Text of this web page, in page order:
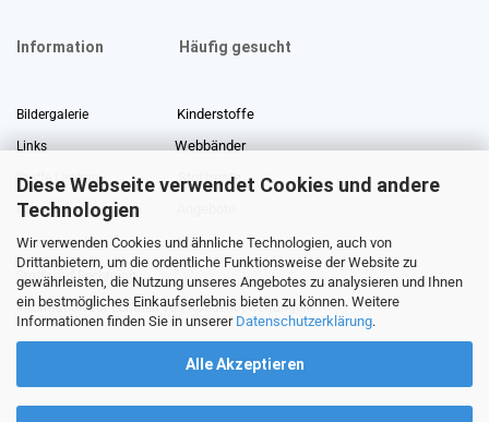
Diese Webseite verwendet Cookies und andere
Technologien
Wir verwenden Cookies und ähnliche Technologien, auch von
Drittanbietern, um die ordentliche Funktionsweise der Website zu
gewährleisten, die Nutzung unseres Angebotes zu analysieren und Ihnen
ein bestmögliches Einkaufserlebnis bieten zu können. Weitere
Informationen finden Sie in unserer Datenschutzerklärung.
Alle Akzeptieren
Information Häufig gesucht
Bildergalerie Kinderstoffe
Links Webbänder
Stoffe Lexikon Stoffreste
Über uns
Gewerberabatt Meterware
Stoffe auf Rechnung
Information zur Echtheit von Kundenbewertungen